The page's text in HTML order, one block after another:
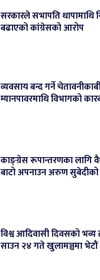
सरकारले सभापति थापामाथि
बढाएको कांग्रेसको आरोप
व्यवसाय बन्द गर्ने
म्यानपावरमाथि विभागको
काङ्ग्रेस रूपान्तरणका लागि
बाटो अपनाउन अरुण
विश्व आदिवासी दिवसको भव्य
साउन २४ गते खुलामञ्चमा